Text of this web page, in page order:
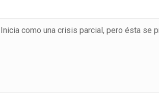
Inicia como una crisis parcial, pero ésta se